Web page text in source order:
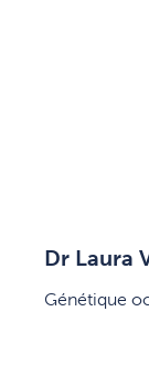
Dr Laura
Génétique